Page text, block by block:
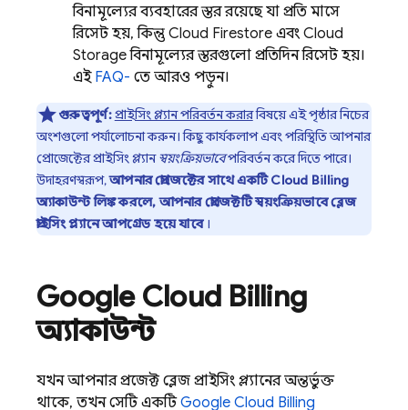
বিনামূল্যের ব্যবহারের স্তর রয়েছে যা প্রতি মাসে
রিসেট হয়, কিন্তু Cloud Firestore এবং Cloud
Storageবিনামূল্যের স্তরগুলো প্রতিদিন রিসেট হয়।
এই FAQ- তে আরও পড়ুন।
গুরুত্বপূর্ণ:প্রাইসিং প্ল্যান পরিবর্তন করারবিষয়ে এই পৃষ্ঠার নিচের
অংশগুলো পর্যালোচনা করুন। কিছু কার্যকলাপ এবং পরিস্থিতি আপনার
প্রোজেক্টের প্রাইসিং প্ল্যানস্বয়ংক্রিয়ভাবেপরিবর্তন করে দিতে পারে।
উদাহরণস্বরূপ,আপনার প্রোজেক্টের সাথে একটিCloud Billing
অ্যাকাউন্ট লিঙ্ক করলে, আপনার প্রোজেক্টটি স্বয়ংক্রিয়ভাবে ব্লেজ
প্রাইসিং প্ল্যানে আপগ্রেড হয়ে যাবে।
Google Cloud Billing
অ্যাকাউন্ট
যখন আপনার প্রজেক্ট ব্লেজ প্রাইসিং প্ল্যানের অন্তর্ভুক্ত
থাকে, তখন সেটি একটিGoogle Cloud Billing